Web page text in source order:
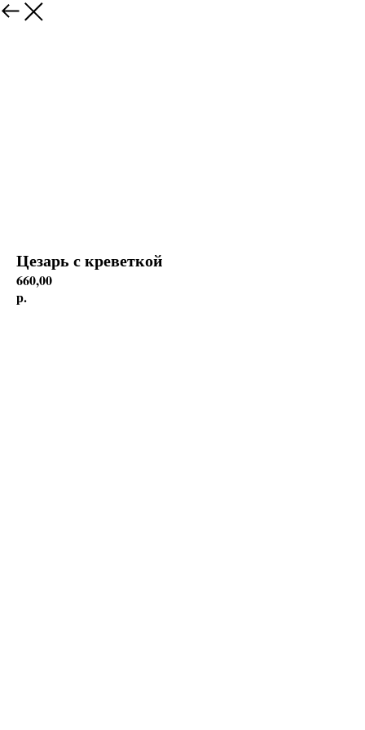
Цезарь с креветкой
660,00
р.